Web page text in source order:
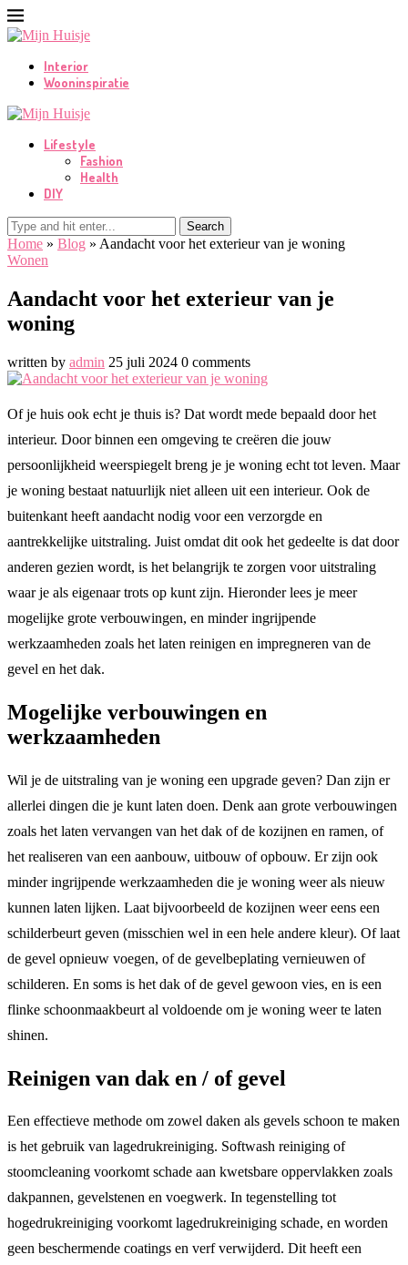
Interior
Wooninspiratie
Lifestyle
Fashion
Health
DIY
Search
Home » Blog » Aandacht voor het exterieur van je woning
Wonen
Aandacht voor het exterieur van je
woning
written by admin 25 juli 2024 0 comments
Of je huis ook echt je thuis is? Dat wordt mede bepaald door het
interieur. Door binnen een omgeving te creëren die jouw
persoonlijkheid weerspiegelt breng je je woning echt tot leven. Maar
je woning bestaat natuurlijk niet alleen uit een interieur. Ook de
buitenkant heeft aandacht nodig voor een verzorgde en
aantrekkelijke uitstraling. Juist omdat dit ook het gedeelte is dat door
anderen gezien wordt, is het belangrijk te zorgen voor uitstraling
waar je als eigenaar trots op kunt zijn. Hieronder lees je meer
mogelijke grote verbouwingen, en minder ingrijpende
werkzaamheden zoals het laten reinigen en impregneren van de
gevel en het dak.
Mogelijke verbouwingen en
werkzaamheden
Wil je de uitstraling van je woning een upgrade geven? Dan zijn er
allerlei dingen die je kunt laten doen. Denk aan grote verbouwingen
zoals het laten vervangen van het dak of de kozijnen en ramen, of
het realiseren van een aanbouw, uitbouw of opbouw. Er zijn ook
minder ingrijpende werkzaamheden die je woning weer als nieuw
kunnen laten lijken. Laat bijvoorbeeld de kozijnen weer eens een
schilderbeurt geven (misschien wel in een hele andere kleur). Of laat
de gevel opnieuw voegen, of de gevelbeplating vernieuwen of
schilderen. En soms is het dak of de gevel gewoon vies, en is een
flinke schoonmaakbeurt al voldoende om je woning weer te laten
shinen.
Reinigen van dak en / of gevel
Een effectieve methode om zowel daken als gevels schoon te maken
is het gebruik van lagedrukreiniging. Softwash reiniging of
stoomcleaning voorkomt schade aan kwetsbare oppervlakken zoals
dakpannen, gevelstenen en voegwerk. In tegenstelling tot
hogedrukreiniging voorkomt lagedrukreiniging schade, en worden
geen beschermende coatings en verf verwijderd. Dit heeft een